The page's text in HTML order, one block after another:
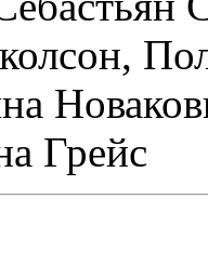
,
Грейс